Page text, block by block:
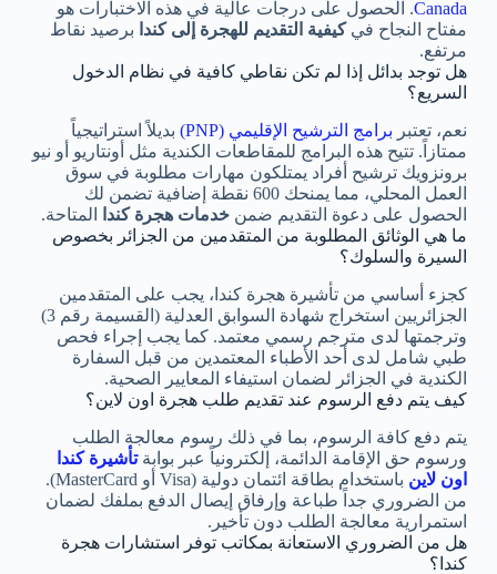
Canada. الحصول على درجات عالية في هذه الاختبارات هو
مفتاح النجاح فيكيفية التقديم للهجرة إلى كندا برصيد نقاط
مرتفع.
هل توجد بدائل إذا لم تكن نقاطي كافية في نظام الدخول
السريع؟
نعم، تعتبر برامج الترشيح الإقليمي (PNP)
بديلاً استراتيجياً
ممتازاً. تتيح هذه البرامج للمقاطعات الكندية مثل أونتاريو أو نيو
برونزويك ترشيح أفراد يمتلكون مهارات مطلوبة في سوق
العمل المحلي، مما يمنحك 600 نقطة إضافية تضمن لك
الحصول على دعوة التقديم ضمن خدمات هجرة كندا
المتاحة.
ما هي الوثائق المطلوبة من المتقدمين من الجزائر بخصوص
السيرة والسلوك؟
كجزء أساسي من تأشيرة هجرة كندا، يجب على المتقدمين
الجزائريين استخراج شهادة السوابق العدلية (القسيمة رقم 3)
وترجمتها لدى مترجم رسمي معتمد. كما يجب إجراء فحص
طبي شامل لدى أحد الأطباء المعتمدين من قبل السفارة
الكندية في الجزائر لضمان استيفاء المعايير الصحية.
كيف يتم دفع الرسوم عند تقديم طلب هجرة اون لاين؟
يتم دفع كافة الرسوم، بما في ذلك رسوم معالجة الطلب
ورسوم حق الإقامة الدائمة، إلكترونياً عبر بوابةتأشيرة كندا
اون لاين
باستخدام بطاقة ائتمان دولية (Visa أو MasterCard).
من الضروري جداً طباعة وإرفاق إيصال الدفع بملفك لضمان
استمرارية معالجة الطلب دون تأخير.
هل من الضروري الاستعانة بمكاتب توفر استشارات هجرة
كندا؟